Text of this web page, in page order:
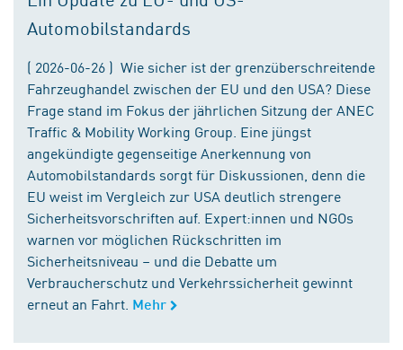
Automobilstandards
( 2026-06-26 ) Wie sicher ist der grenzüberschreitende
Fahrzeughandel zwischen der EU und den USA? Diese
Frage stand im Fokus der jährlichen Sitzung der ANEC
Traffic & Mobility Working Group. Eine jüngst
angekündigte gegenseitige Anerkennung von
Automobilstandards sorgt für Diskussionen, denn die
EU weist im Vergleich zur USA deutlich strengere
Sicherheitsvorschriften auf. Expert:innen und NGOs
warnen vor möglichen Rückschritten im
Sicherheitsniveau – und die Debatte um
Verbraucherschutz und Verkehrssicherheit gewinnt
erneut an Fahrt. Mehr